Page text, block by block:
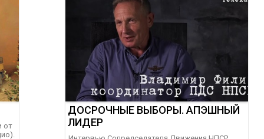
от
ДОСРОЧНЫЕ ВЫБОРЫ. АПЭШНЫЙ
ЛИДЕР